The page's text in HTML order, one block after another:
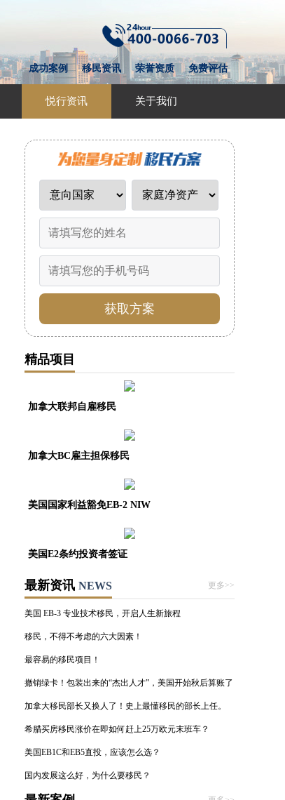
成功案例 移民资讯 荣誉资质 免费评估
悦行资讯 关于我们
精品项目
加拿大联邦自雇移民
加拿大BC雇主担保移民
美国国家利益豁免EB-2 NIW
美国E2条约投资者签证
最新资讯 NEWS 更多>>
美国 EB-3 专业技术移民，开启人生新旅程
移民，不得不考虑的六大因素！
最容易的移民项目！
撤销绿卡！包装出来的“杰出人才”，美国开始秋后算账了
加拿大移民部长又换人了！史上最懂移民的部长上任。
希腊买房移民涨价在即如何赶上25万欧元末班车？
美国EB1C和EB5直投，应该怎么选？
国内发展这么好，为什么要移民？